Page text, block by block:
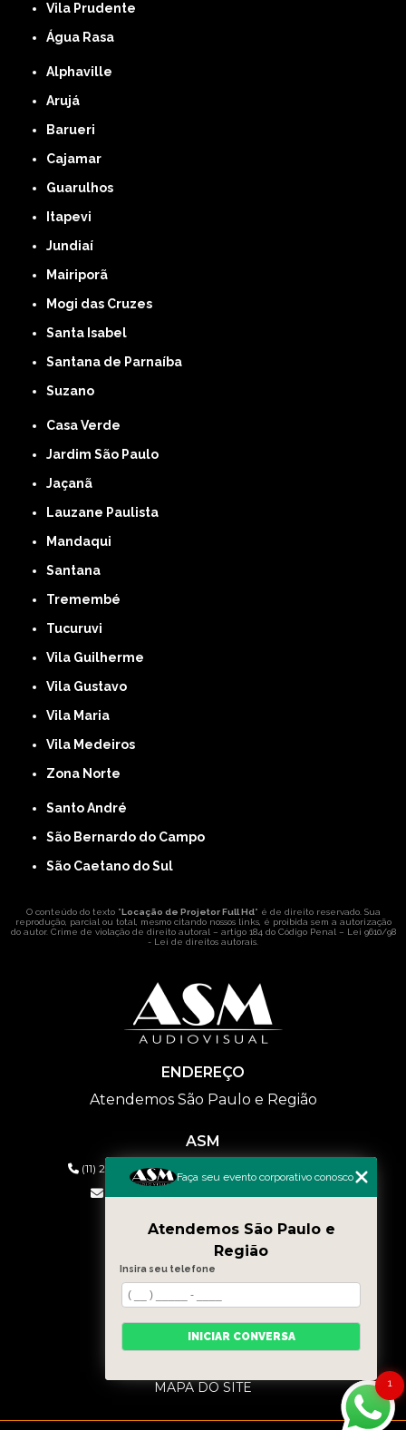
Vila Prudente
Água Rasa
Alphaville
Arujá
Barueri
Cajamar
Guarulhos
Itapevi
Jundiaí
Mairiporã
Mogi das Cruzes
Santa Isabel
Santana de Parnaíba
Suzano
Casa Verde
Jardim São Paulo
Jaçanã
Lauzane Paulista
Mandaqui
Santana
Tremembé
Tucuruvi
Vila Guilherme
Vila Gustavo
Vila Maria
Vila Medeiros
Zona Norte
Santo André
São Bernardo do Campo
São Caetano do Sul
O conteúdo do texto " Locação de Projetor Full Hd" é de direito reservado. Sua
reprodução, parcial ou total, mesmo citando nossos links, é proibida sem a autorização
do autor. Crime de violação de direito autoral – artigo 184 do Código Penal – Lei 9610/98
- Lei de direitos autorais.
ENDEREÇO
Atendemos São Paulo e Região
ASM
(11) 2626-2019 (11) 99577-9954
eventos@asmaudiovisual.com.br
MENU
HOME
QUEM SOMOS
SERVIÇOS
CONTATO
BLOG
MAPA DO SITE
1
Faça seu evento corporativo conosco
Atendemos São Paulo e
Região
Insira seu telefone
INICIAR CONVERSA